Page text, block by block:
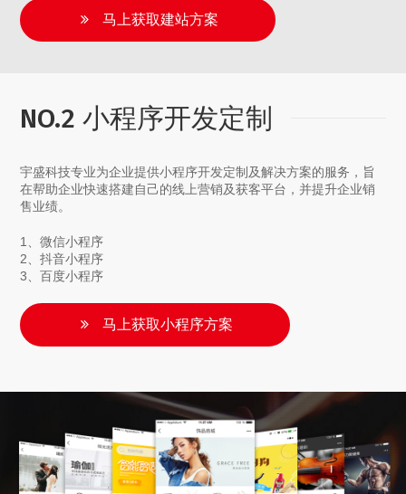
马上获取建站方案
NO.2 小程序开发定制
宇盛科技专业为企业提供小程序开发定制及解决方案的服务，旨
在帮助企业快速搭建自己的线上营销及获客平台，并提升企业销
售业绩。
1、微信小程序
2、抖音小程序
3、百度小程序
马上获取小程序方案